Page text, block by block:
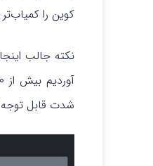
کوین را
نکته جالب
شدت قابل توجه